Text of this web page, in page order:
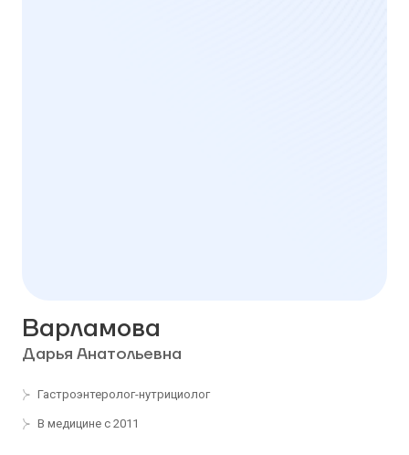
Варламова
Дарья Анатольевна
Гастроэнтеролог-нутрициолог
В медицине с 2011